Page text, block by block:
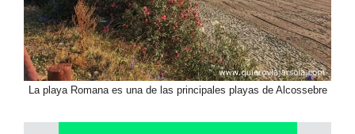
La playa Romana es una de las principales playas de Alcossebre